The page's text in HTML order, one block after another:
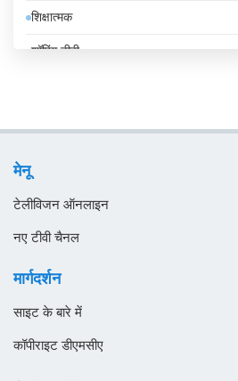
उरुग्वे
ओमान
शिक्षात्मक
शॉपिंग टीवी
मेनू
टेलीविजन ऑनलाइन
नए टीवी चैनल
मार्गदर्शन
साइट के बारे में
कॉपीराइट डीएमसीए